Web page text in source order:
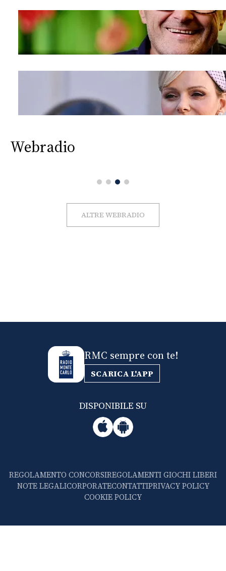
Webradio
ALTRE WEBRADIO
RMC sempre con te!
SCARICA L'APP
DISPONIBILE SU
REGOLAMENTO CONCORSIREGOLAMENTI GIOCHI LIBERI
NOTE LEGALICORPORATECONTATTIPRIVACY POLICY
COOKIE POLICY